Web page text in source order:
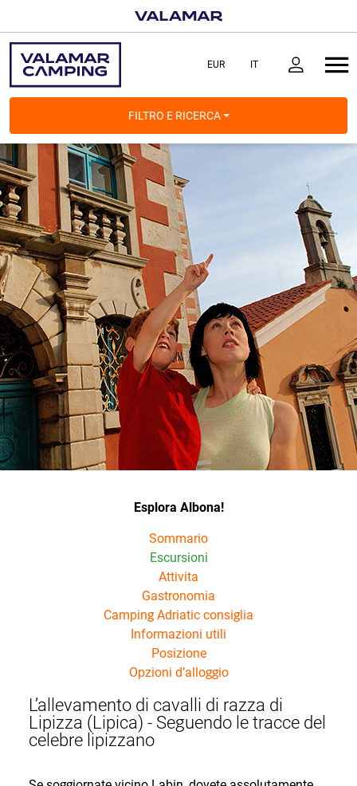
FILTRO E RICERCA
Esplora Albona!
Sommario
Escursioni
Attivita
Gastronomia
Camping Adriatic consiglia
Informazioni utili
Posizione
Opzioni d’alloggio
L’allevamento di cavalli di razza di
Lipizza (Lipica) - Seguendo le tracce del
celebre lipizzano